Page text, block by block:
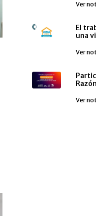
Ver
El
una
Ver
Ver